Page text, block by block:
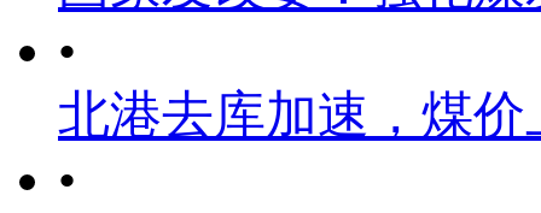
•
北港去库加速，煤
•